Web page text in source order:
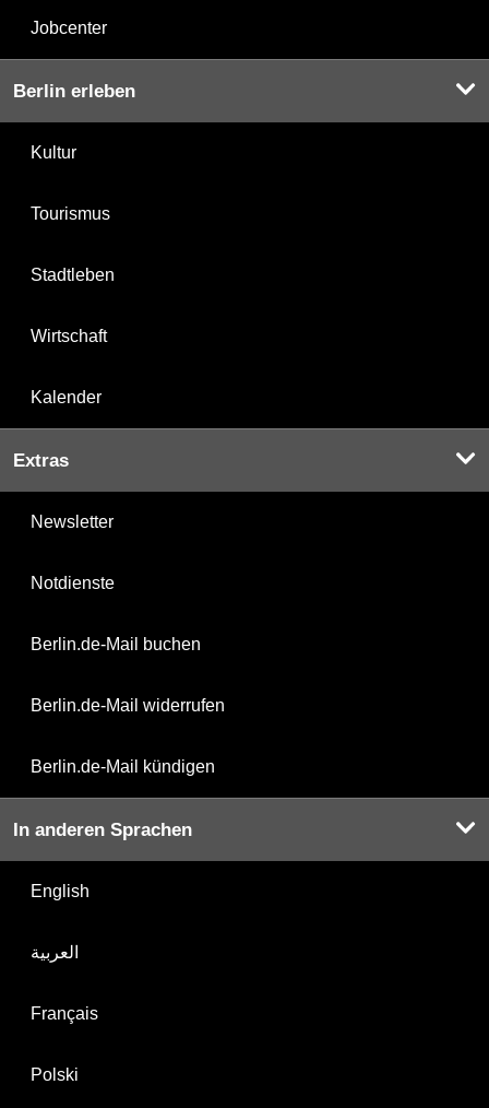
Jobcenter
Berlin erleben
Kultur
Tourismus
Stadtleben
Wirtschaft
Kalender
Extras
Newsletter
Notdienste
Berlin.de-Mail buchen
Berlin.de-Mail widerrufen
Berlin.de-Mail kündigen
In anderen Sprachen
English
العربية
Français
Polski